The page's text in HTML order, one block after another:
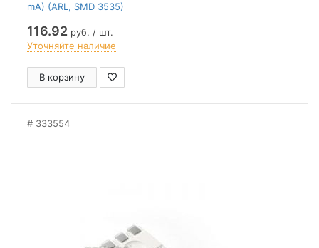
mA) (ARL, SMD 3535)
116.92 руб. / шт.
Уточняйте наличие
В корзину
333554